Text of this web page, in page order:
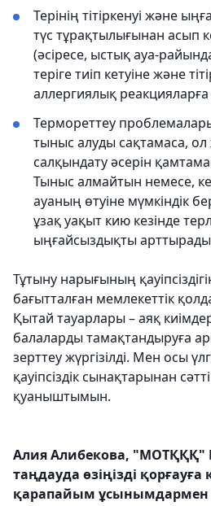
Терінің тітіркенуі және
түс тұрақтылығынан асып
(әсіресе, ыстық ауа-
теріге тиіп кетуіне және
аллергиялық реакцияларға
Термореттеу
тыныс алуды сақтамаса, ол
салқындату әсерін
Тыныс алмайтын немесе,
ауаның өтуіне мүмкіндік
ұзақ уақыт кию кезінде
ыңғайсыздықты
Тұтыну нарығының
бағытталған мемлекеттік
Қытай тауарлары – аяқ
балаларды тамақтандыруға
зерттеу жүргізілді. Мен осы
қауіпсіздік сынақтарынан
қуаныштымын.
Алия Алибекова, "МОТҚҚҚ"
таңдауда өзіңізді қорғауға
қарапайым ұсынымдармен